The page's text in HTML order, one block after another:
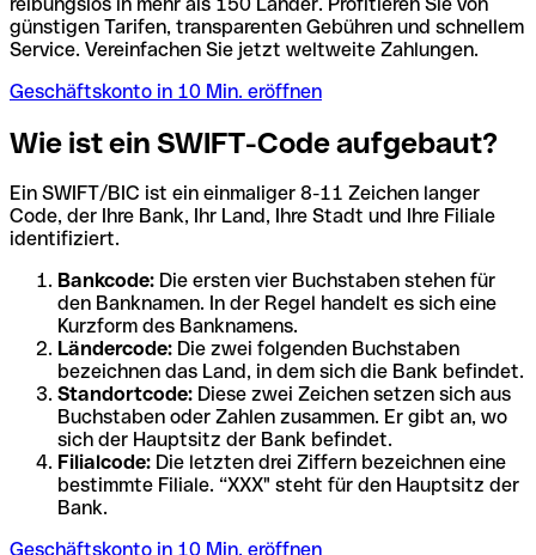
günstigen Tarifen, transparenten Gebühren und schnellem
Service. Vereinfachen Sie jetzt weltweite Zahlungen.
Geschäftskonto in 10 Min. eröffnen
Wie ist ein SWIFT-Code aufgebaut?
Ein SWIFT/BIC ist ein einmaliger 8-11 Zeichen langer
Code, der Ihre Bank, Ihr Land, Ihre Stadt und Ihre Filiale
identifiziert.
Bankcode: Die ersten vier Buchstaben stehen für
den Banknamen. In der Regel handelt es sich eine
Kurzform des Banknamens.
Ländercode: Die zwei folgenden Buchstaben
bezeichnen das Land, in dem sich die Bank befindet.
Standortcode: Diese zwei Zeichen setzen sich aus
Buchstaben oder Zahlen zusammen. Er gibt an, wo
sich der Hauptsitz der Bank befindet.
Filialcode: Die letzten drei Ziffern bezeichnen eine
bestimmte Filiale. “XXX" steht für den Hauptsitz der
Bank.
Geschäftskonto in 10 Min. eröffnen